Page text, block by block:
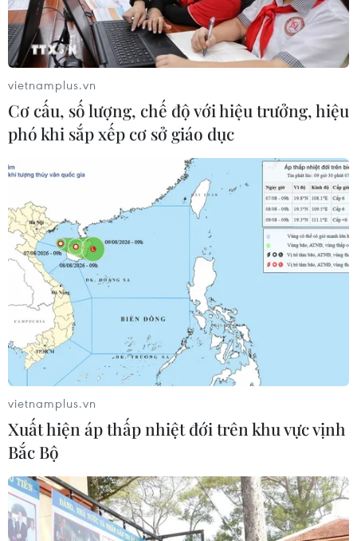
Vietnam Report công bố Top 10 Công ty
công nghệ uy tín năm 2022
05/07/2022 05:00
Bảng xếp hạng được thực hiện một cách khách quan,
độc lập và căn cứ theo kết quả đánh giá năng lực tài
chính doanh nghiệp, uy tín doanh nghiệp trên truyền
thông...
vietnamplus.vn
Cơ cấu, số lượng, chế độ với hiệu trưởng, hiệu
phó khi sắp xếp cơ sở giáo dục
vietnamplus.vn
Xuất hiện áp thấp nhiệt đới trên khu vực vịnh
Bắc Bộ